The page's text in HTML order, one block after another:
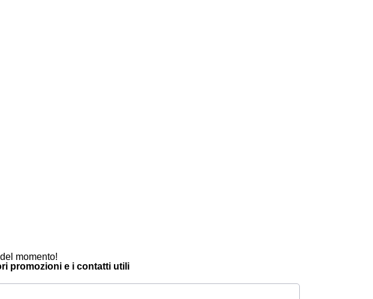
momento!
promozioni e i contatti utili